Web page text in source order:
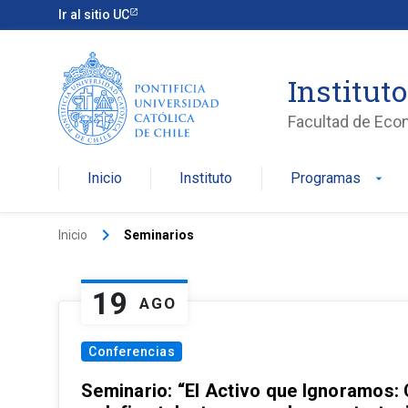
Ir al sitio UC
Facultad de
Inicio Instituto Programas arrow_drop_down
Inicio keyboard_arrow_right Seminarios
19 AGO
Conferencias
Seminario: “El Activo que